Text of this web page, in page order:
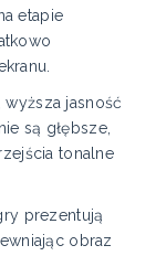
etapie
jasność
są głębsze,
tonalne
prezentują
obraz